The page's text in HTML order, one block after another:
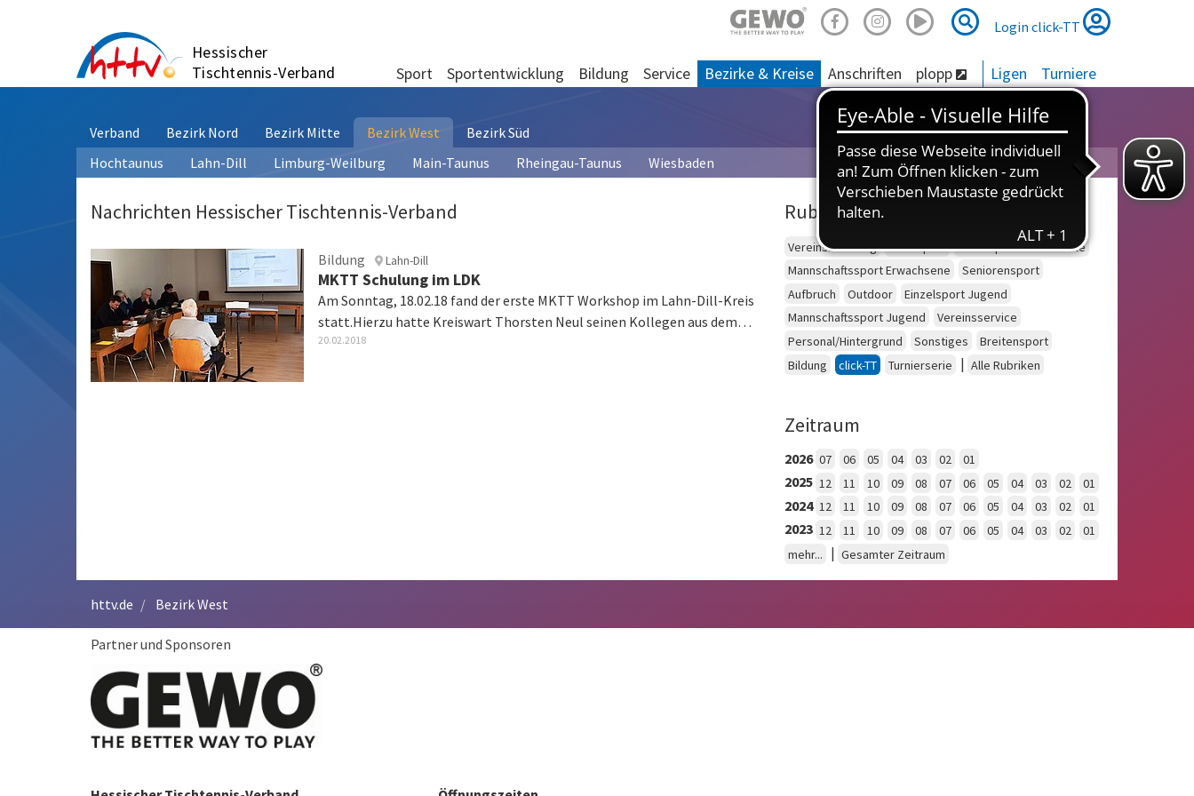
Hessischer
Tischtennis-Verband
Suche
Suche
Login click-TT
Sport Sportentwicklung Bildung Service Bezirke & Kreise Anschriften plopp Ligen Turniere
Verband Bezirk Nord Bezirk Mitte Bezirk West
Bezirk Süd
Hochtaunus
Lahn-Dill Limburg-Weilburg Main-Taunus Rheingau-Taunus Wiesbaden
Nachrichten Hessischer Tischtennis-Verband
Bildung Lahn-Dill
MKTT Schulung im LDK
Am Sonntag, 18.02.18 fand der erste MKTT Workshop im Lahn-Dill-Kreis
statt.Hierzu hatte Kreiswart Thorsten Neul seinen Kollegen aus dem…
20.02.2018
Rubriken
Vereinsberatung Schulsport
Einzelsport Erwachsene
Mannschaftssport Erwachsene
Seniorensport
Aufbruch
Outdoor
Einzelsport Jugend
Mannschaftssport Jugend
Vereinsservice
Personal/Hintergrund
Sonstiges
Breitensport
Bildung
click-TT Turnierserie | Alle Rubriken
Zeitraum
2026 07 06 05 04 03 02 01
2025 12 11 10 09 08 07 06 05 04 03 02 01
2024 12 11 10 09 08 07 06 05 04 03 02 01
2023 12 11 10 09 08 07 06 05 04 03 02
01
mehr...
| Gesamter Zeitraum
httv.de Bezirk West
Partner und Sponsoren